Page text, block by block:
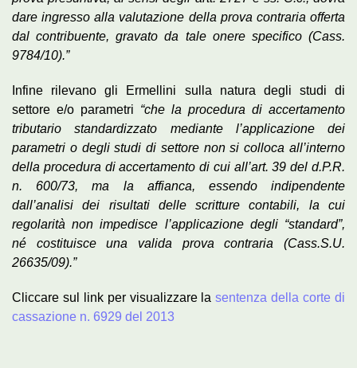
dare ingresso alla valutazione della prova contraria offerta
dal contribuente, gravato da tale onere specifico (Cass.
9784/10).”
Infine rilevano gli Ermellini sulla natura degli studi di
settore e/o parametri “che la procedura di accertamento
tributario standardizzato mediante l’applicazione dei
parametri o degli studi di settore non si colloca all’interno
della procedura di accertamento di cui all’art. 39 del d.P.R.
n. 600/73, ma la affianca, essendo indipendente
dall’analisi dei risultati delle scritture contabili, la cui
regolarità non impedisce l’applicazione degli “standard”,
né costituisce una valida prova contraria (Cass.S.U.
26635/09).”
Cliccare sul link per visualizzare lasentenza della corte di
cassazione n. 6929 del 2013